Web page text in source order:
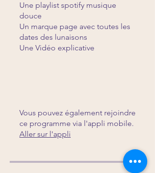
Une playlist spotify musique
douce
Un marque page avec toutes les
dates des lunaisons
Une Vidéo explicative
Vous pouvez également rejoindre
ce programme via l'appli mobile.
Aller sur l'appli